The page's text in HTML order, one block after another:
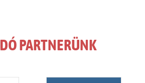
PARTNERÜNK